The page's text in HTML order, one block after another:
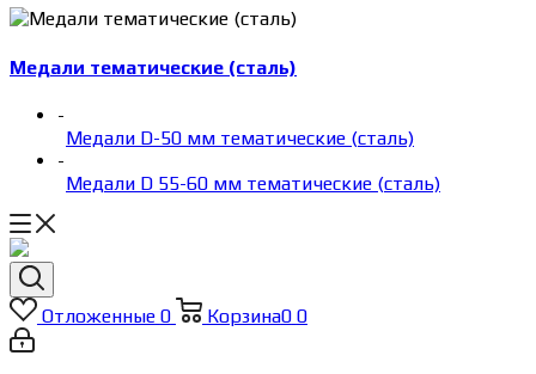
Медали тематические (сталь)
-
Медали D-50 мм тематические (сталь)
-
Медали D 55-60 мм тематические (сталь)
Отложенные 0 Корзина0 0